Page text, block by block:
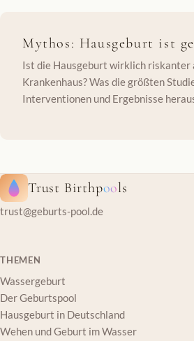
Mythos: Hausgeburt ist
Ist die Hausgeburt wirklich riskanter
Krankenhaus? Was die größten
Interventionen und Ergebnisse
Trust Birthpools
trust@geburts-pool.de
THEMEN
Wassergeburt
Der Geburtspool
Hausgeburt in Deutschland
Wehen und Geburt im Wasser